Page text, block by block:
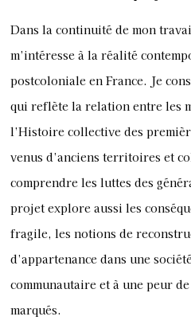
Dans la continuité de mon
m’intéresse à la réalité
postcoloniale en France. Je
qui reflète la relation entre les
l’Histoire collective des
venus d’anciens territoires et
comprendre les luttes des
projet explore aussi les
fragile, les notions de
d’appartenance dans une
communautaire et à une peur
marqués.